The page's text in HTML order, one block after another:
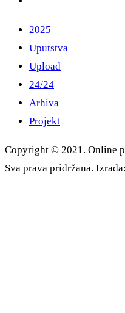
2025
Uputstva
Upload
24/24
Arhiva
Projekt
Copyright © 2021. Online
Sva prava pridržana. Izrada: